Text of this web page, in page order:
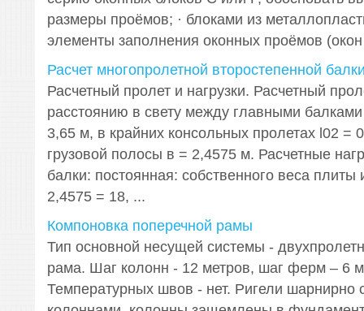
размеры проёмов; · блоками из
элементы заполнения оконных проёмов
Расчет многопролетной второстепенной
Расчетный пролет и нагрузки. Расчетный
расстоянию в свету между главными
3,65 м, в крайних консольных пролетах l02 =
грузовой полосы в = 2,4575 м. Расчетные
балки: постоянная: собственного веса плиты
2,4575 = 18, ...
Компоновка поперечной рамы
Тип основной несущей системы -
рама. Шаг колонн - 12 метров, шаг ферм – 6
Температурных швов - нет. Ригели шарнирно